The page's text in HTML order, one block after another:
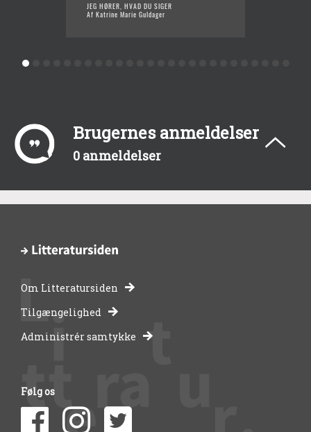
JEG HØRER, HVAD DU SIGER
Af Katrine Marie Guldager
Brugernes anmeldelser
0 anmeldelser
-
bibliotekernes
side
om
Om Litteratursiden
Tilgængelighed
Administrér samtykke
Følg os